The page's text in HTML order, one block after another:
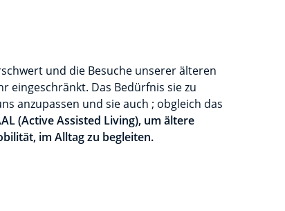
und die Besuche unserer älteren
eingeschränkt. Das Bedürfnis sie zu
anzupassen und sie auch ; obgleich das
(Active Assisted Living), um ältere
im Alltag zu begleiten.